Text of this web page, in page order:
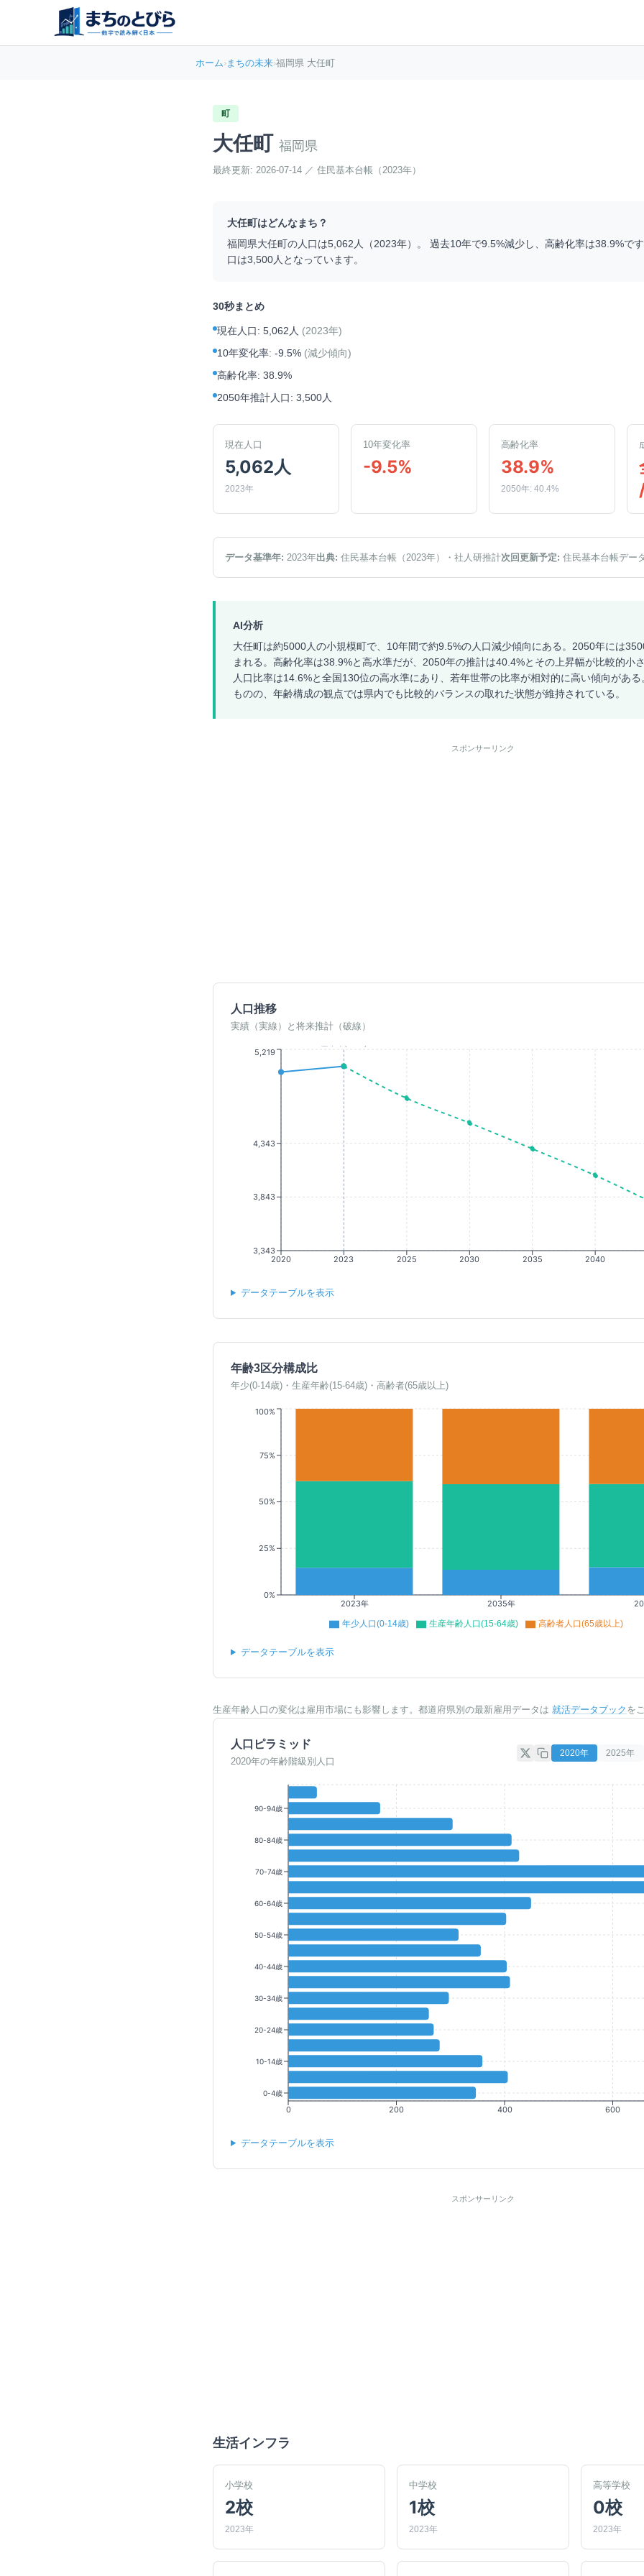
ホーム›まちの未来›福岡県 大任町
町
大任町 福岡県
最終更新: 2026-07-14 ／ 住民基本台帳（2023年）
大任町はどんなまち？
福岡県大任町の人口は5,062 人（2023年）。 過去10年で9.5%減少し、高齢化率は38.9%で
口は3,500人となっています。
30秒まとめ
現在人口: 5,062人 (2023年)
10年変化率: -9.5% (減少傾向)
高齢化率: 38.9%
2050年推計人口: 3,500人
現在人口
5,062人
2023年
10年変化率
-9.5%
高齢化率
38.9%
2050年: 40.4%
データ基準年: 2023年出典: 住民基本台帳（2023年） ・社人研推計次回更新予定: 住民基本台帳デー
AI分析
大任町は約5000人の小規模町で、10年間で約9.5%の人口減少傾向にある。2050年には
まれる。高齢化率は38.9%と高水準だが、2050年の推計は40.4%とその上昇幅が比較的小
人口比率は14.6%と全国130位の高水準にあり、若年世帯の比率が相対的に高い傾向があ
ものの、年齢構成の観点では県内でも比較的バランスの取れた状態が維持されている。
スポンサーリンク
人口推移
実績（実線）と将来推計（破線）
2020 2023 2025 2030 2035 2040
3,343
3,843
4,343
5,219
データテーブルを表示
年齢3区分構成比
年少(0-14歳)・生産年齢(15-64歳)・高齢者(65歳以上)
2023年 2035年
0%
25%
50%
75%
100%
年少人口(0-14歳) 生産年齢人口(15-64歳) 高齢者人口(65歳以上)
データテーブルを表示
生産年齢人口の変化は雇用市場にも影響します。都道府県別の最新雇用データは 就活データブック を
人口ピラミッド
2020年の年齢階級別人口
2020年 2025年
0 200 400 600
90-94歳
80-84歳
70-74歳
60-64歳
50-54歳
40-44歳
30-34歳
20-24歳
10-14歳
0-4歳
データテーブルを表示
スポンサーリンク
生活インフラ
小学校
2校
2023年
中学校
1校
2023年
高等学校
0校
2023年